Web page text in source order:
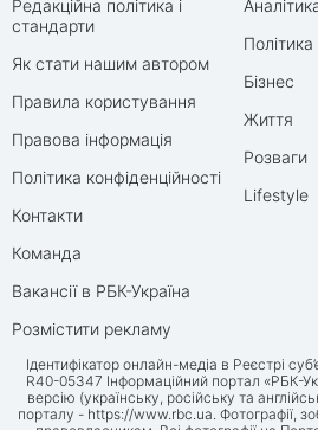
Редакційна політика і
стандарти
Як стати нашим автором
Правила користування
Правова інформація
Політика конфіденційності
Контакти
Команда
Вакансії в РБК-Україна
Розмістити рекламу
Політика
Бізнес
Життя
Розваги
Lifestyle
Ідентифікатор онлайн-медіа в Реєстрі
R40-05347 Інформаційний портал «РБК-
версію (українську, російську та
порталу - https://www.rbc.ua. Фотографії,